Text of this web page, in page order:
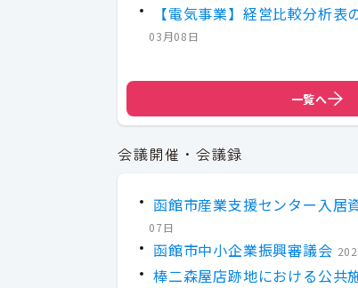
【電気事業】経営比較分析表
03月08日
一覧へ
会議開催・会議録
函館市産業支援センター入居
07日
函館市中小企業振興審議会
棒二森屋店跡地における公共